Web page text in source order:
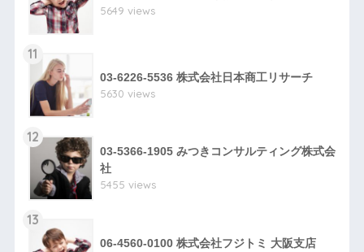
5649 views
11
03-6226-5536 株式会社日本商工リサーチ
5630 views
12
03-5366-1905 みつきコンサルティング株式会
社
5455 views
13
06-4560-0100 株式会社フジトミ 大阪支店